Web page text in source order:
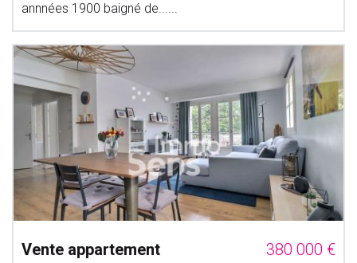
annnées 1900 baigné de......
Vente appartement
380 000 €